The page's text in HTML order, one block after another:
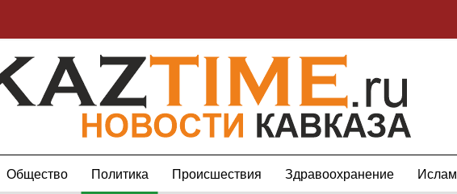
Общество Политика Происшествия Здравоохранение Ислам